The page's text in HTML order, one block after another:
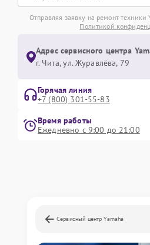
Отправляя заявку на ремонт техники
Политикой
Адрес сервисного центра
г. Чита, ул. Журавлёва, 79
Горячая линия
+7 (800) 301-55-83
Время работы
Ежедневно с 9:00 до 21:00
Сервисный центр Yamaha